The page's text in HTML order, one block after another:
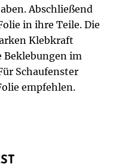
Abschließend
in ihre Teile. Die
Klebkraft
Beklebungen im
Schaufenster
empfehlen.